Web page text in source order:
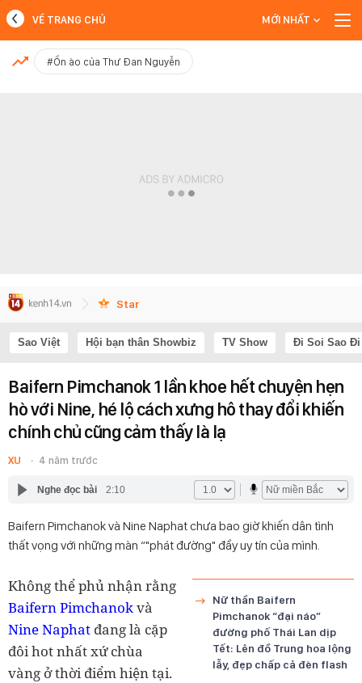
MỚI NHẤT
VỀ TRANG CHỦ MỚI NHẤT
#Ồn ào của Thư Đan Nguyễn
Star
Sao Việt Hội bạn thân Showbiz TV Show Đi Soi Sao Đi
Baifern Pimchanok 1 lần khoe hết chuyện hẹn
hò với Nine, hé lộ cách xưng hô thay đổi khiến
chính chủ cũng cảm thấy là lạ
XU 4 năm trước
Nghe đọc bài 2:10
Baifern Pimchanok và Nine Naphat chưa bao giờ khiến dân tình
thất vọng với những màn “"phát đường" đầy uy tín của mình.
Nữ thần Baifern
Pimchanok “đại náo”
đường phố Thái Lan dịp
Tết: Lên đồ Trung hoa lộng
lẫy, đẹp chấp cả đèn flash
Không thể phủ nhận rằng
Baifern Pimchanokvà
Nine Naphat đang là cặp
đôi hot nhất xứ chùa
vàng ở thời điểm hiện tại.